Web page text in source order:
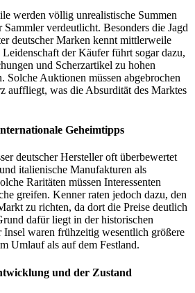
werden völlig unrealistische Summen
verdeutlicht. Besonders die Jagd
deutscher Marken kennt mittlerweile
der Käufer führt sogar dazu,
und Scherzartikel zu hohen
Solche Auktionen müssen abgebrochen
auffliegt, was die Absurdität des Marktes
Geheimtipps
deutscher Hersteller oft überbewertet
italienische Manufakturen als
Raritäten müssen Interessenten
greifen. Kenner raten jedoch dazu, den
zu richten, da dort die Preise deutlich
dafür liegt in der historischen
Insel waren frühzeitig wesentlich größere
Umlauf als auf dem Festland.
und der Zustand